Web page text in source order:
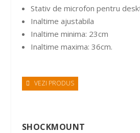
Stativ de microfon pentru
Inaltime ajustabila
Inaltime minima: 23cm
Inaltime maxima: 36cm.
VEZI PRODUS
SHOCKMOUNT